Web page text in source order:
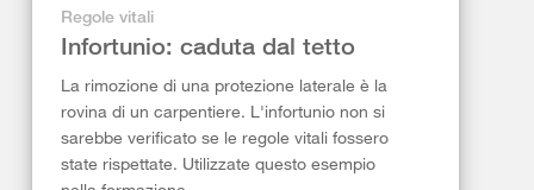
Regole vitali
Infortunio: caduta dal tetto
La rimozione di una protezione laterale è la
rovina di un carpentiere. L'infortunio non si
sarebbe verificato se le regole vitali fossero
state rispettate. Utilizzate questo esempio